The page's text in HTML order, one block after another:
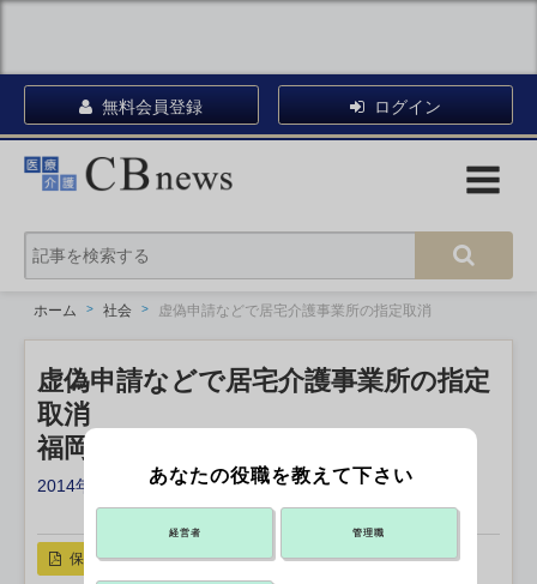
無料会員登録 ログイン
ホーム 社会 虚偽申請などで居宅介護事業所の指定取消
虚偽申請などで居宅介護事業所の指定
取消
福岡市
2014年02月13日 16:00
リンクをコピー X ポスト
保存
あなたの役職を教えて下さい
経営者 管理職